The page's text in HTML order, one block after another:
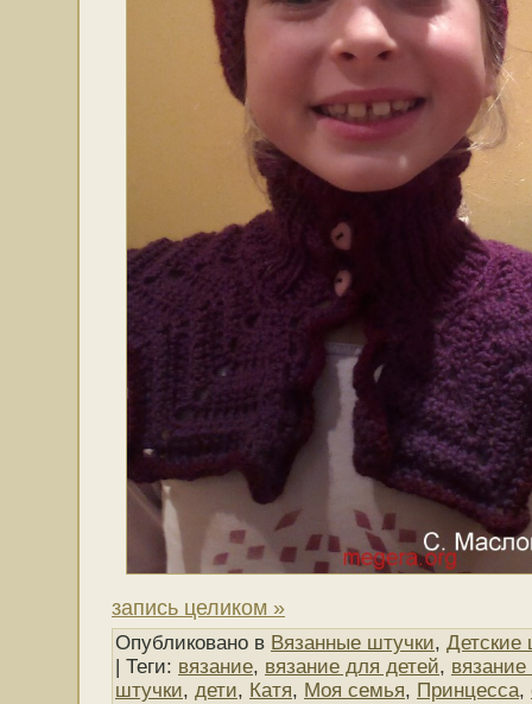
запись целиком »
Опубликовано в Вязанные штучки, Детские
| Теги: вязание, вязание для детей,
штучки, дети, Катя, Моя семья, Принцесса,